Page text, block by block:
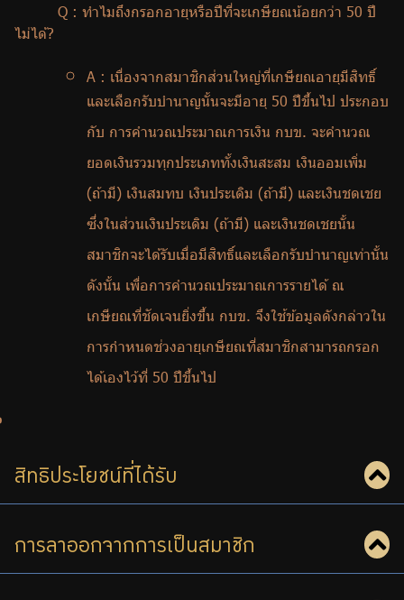
Q : ทำไมถึงกรอกอายุหรือปีที่จะเกษียณน้อยกว่า 50 ปี
ไม่ได้?
A : เนื่องจากสมาชิกส่วนใหญ่ที่เกษียณอายุมีสิทธิ์
และเลือกรับบำนาญนั้นจะมีอายุ 50 ปีขึ้นไป ประกอบ
กับ การคำนวณประมาณการเงิน กบข. จะคำนวณ
ยอดเงินรวมทุกประเภททั้งเงินสะสม เงินออมเพิ่ม
(ถ้ามี) เงินสมทบ เงินประเดิม (ถ้ามี) และเงินชดเชย
ซึ่งในส่วนเงินประเดิม (ถ้ามี) และเงินชดเชยนั้น
สมาชิกจะได้รับเมื่อมีสิทธิ์และเลือกรับบำนาญเท่านั้น
ดังนั้น เพื่อการคำนวณประมาณการรายได้ ณ
เกษียณที่ชัดเจนยิ่งขึ้น กบข. จึงใช้ข้อมูลดังกล่าวใน
การกำหนดช่วงอายุเกษียณที่สมาชิกสามารถกรอก
ได้เองไว้ที่ 50 ปีขึ้นไป
สิทธิประโยชน์ที่ได้รับ
การลาออกจากการเป็นสมาชิก